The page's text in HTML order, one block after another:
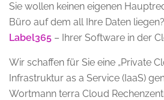
Sie wollen keinen eigenen
Büro auf dem all Ihre Daten
Label365 – Ihrer Software in der
Wir schaffen für Sie eine „Private
Infrastruktur as a Service (IaaS)
Wortmann terra Cloud